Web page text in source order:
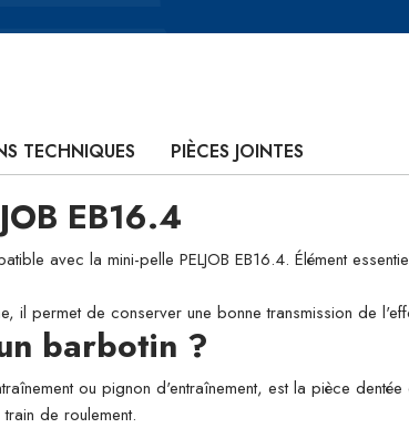
TECHNIQUES PIÈCES JOINTES
EB16.4
avec la mini-pelle PELJOB EB16.4. Élément
il permet de conserver une bonne transmission de
barbotin ?
ou pignon d'entraînement, est la pièce
de roulement.